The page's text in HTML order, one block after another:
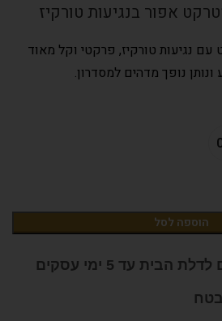
אפור בנגיעות טורקיז
נגיעות טורקיז, פרקטי וקל מאוד
נופך מדהים למסדרון.
הוספה לסל
הבית עד 5 ימי עסקים